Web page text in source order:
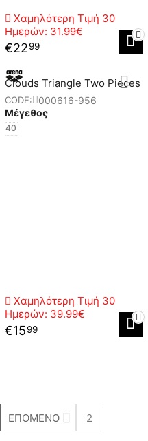
Χαμηλότερη Τιμή 30
Ημερών: 31.99€
€2299
Clouds Triangle Two Pieces
CODE:
000616-956
Μέγεθος
40
Χαμηλότερη Τιμή 30
Ημερών: 39.99€
€1599
ΕΠΌΜΕΝΟ 2